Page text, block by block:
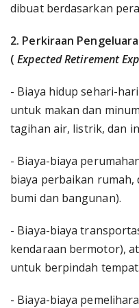
dibuat berdasarkan
2. Perkiraan
(Expected Retirement
- Biaya hidup sehari-
untuk makan dan
tagihan air, listrik, dan
- Biaya-biaya
biaya perbaikan rumah,
bumi dan bangunan).
- Biaya-biaya
kendaraan bermotor),
untuk berpindah tempat.
- Biaya-biaya